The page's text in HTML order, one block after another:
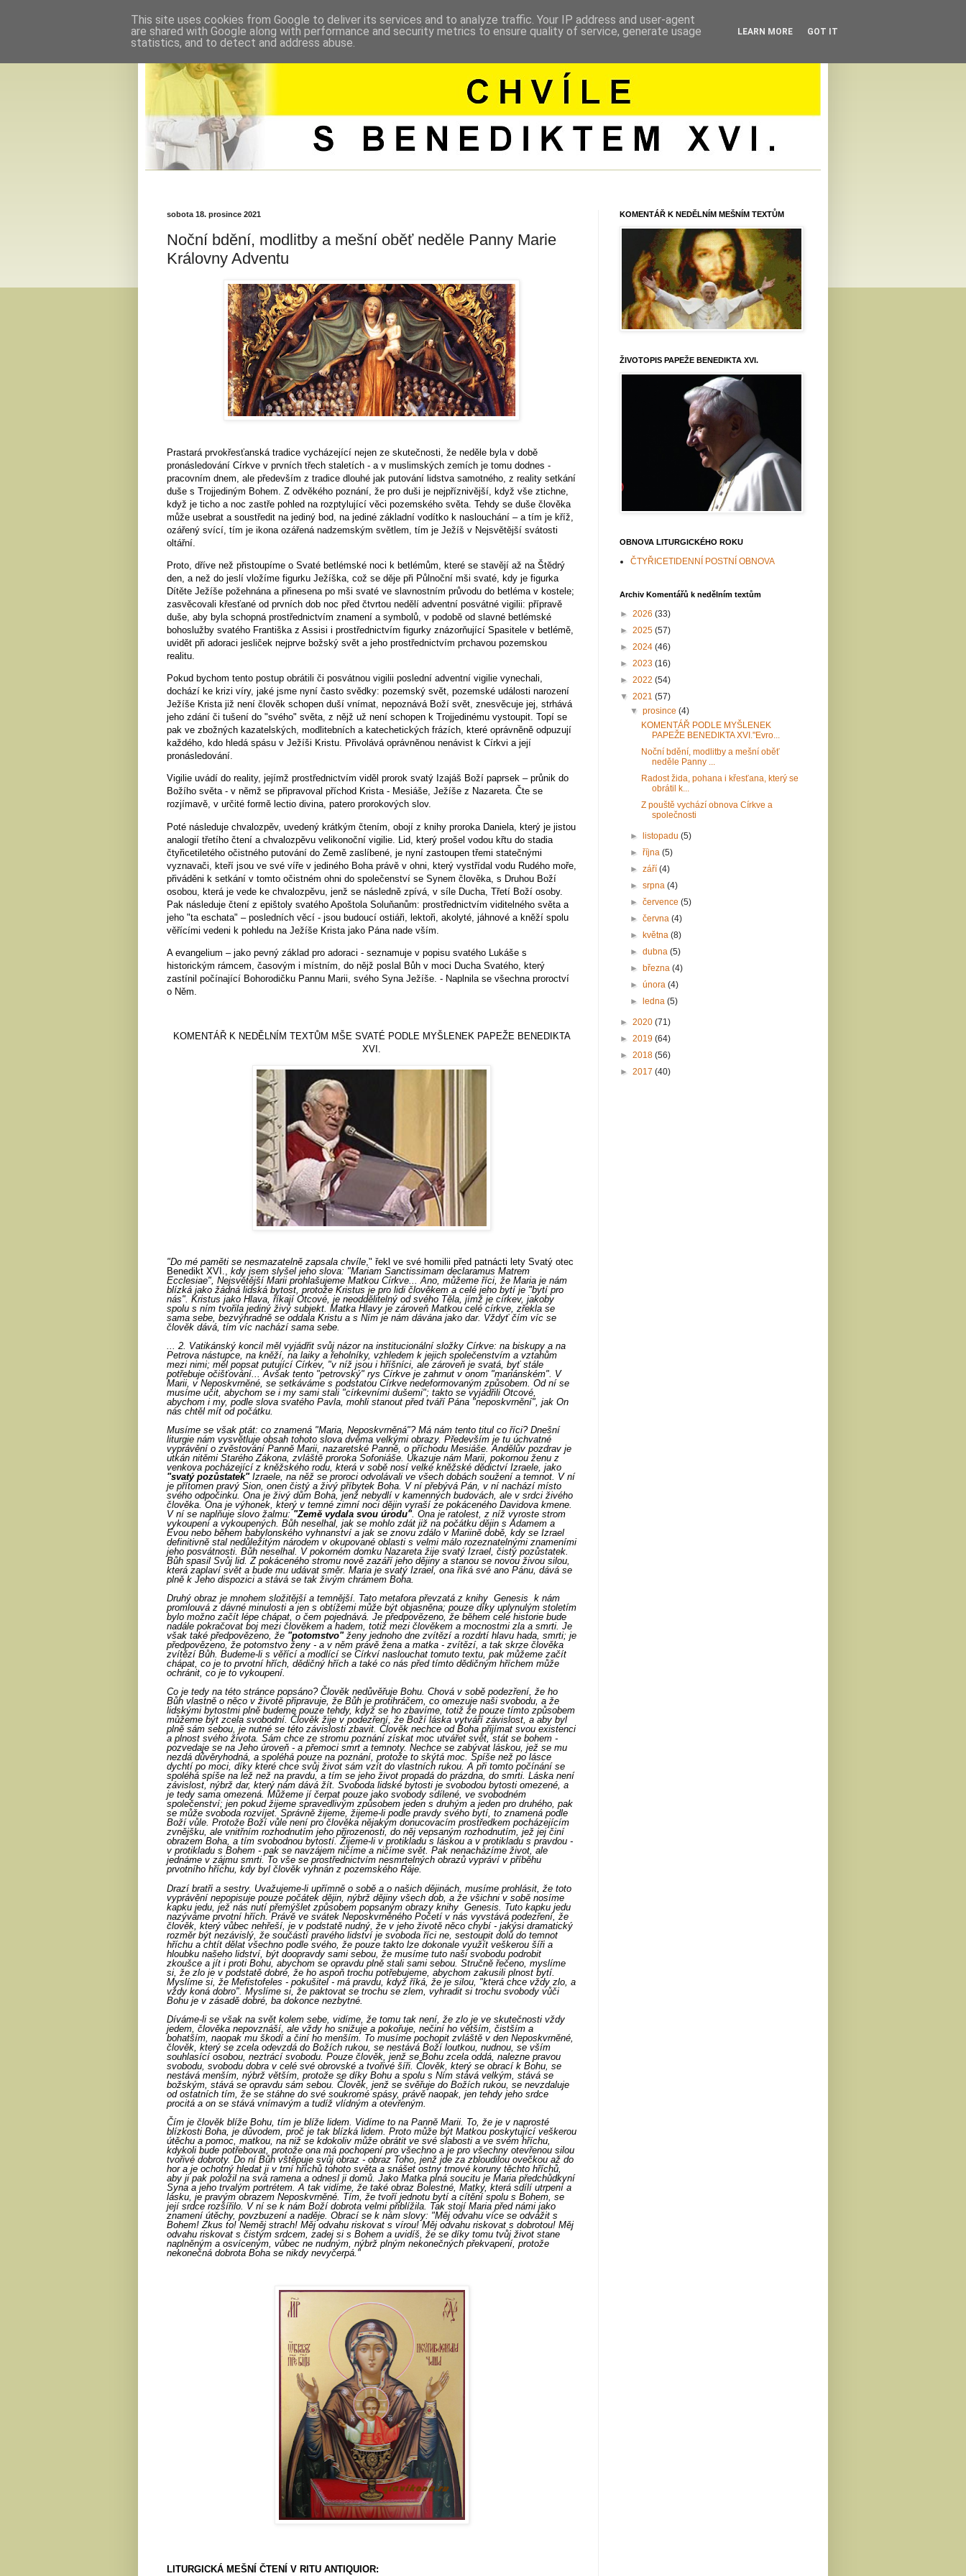
sobota 18. prosince 2021
Noční bdění, modlitby a mešní oběť neděle Panny Marie
Královny Adventu
Prastará prvokřesťanská tradice vycházející nejen ze skutečnosti, že neděle byla v době
pronásledování Církve v prvních třech staletích - a v muslimských zemích je tomu dodnes -
pracovním dnem, ale především z tradice dlouhé jak putování lidstva samotného, z reality setkání
duše s Trojjediným Bohem. Z odvěkého poznání, že pro duši je nejpříznivější, když vše ztichne,
když je ticho a noc zastře pohled na rozptylující věci pozemského světa. Tehdy se duše člověka
může usebrat a soustředit na jediný bod, na jediné základní vodítko k naslouchání – a tím je kříž,
ozářený svící, tím je ikona ozářená nadzemským světlem, tím je Ježíš v Nejsvětější svátosti
oltářní.
Proto, dříve než přistoupíme o Svaté betlémské noci k betlémům, které se stavějí až na Štědrý
den, a než do jeslí vložíme figurku Ježíška, což se děje při Půlnoční mši svaté, kdy je figurka
Dítěte Ježíše požehnána a přinesena po mši svaté ve slavnostním průvodu do betléma v kostele;
zasvěcovali křesťané od prvních dob noc před čtvrtou nedělí adventní posvátné vigilii: přípravě
duše, aby byla schopná prostřednictvím znamení a symbolů, v podobě od slavné betlémské
bohoslužby svatého Františka z Assisi i prostřednictvím figurky znázorňující Spasitele v betlémě,
uvidět při adoraci jesliček nejprve božský svět a jeho prostřednictvím prchavou pozemskou
realitu.
Pokud bychom tento postup obrátili či posvátnou vigilii poslední adventní vigilie vynechali,
dochází ke krizi víry, jaké jsme nyní často svědky: pozemský svět, pozemské události narození
Ježíše Krista již není člověk schopen duší vnímat, nepoznává Boží svět, znesvěcuje jej, strhává
jeho zdání či tušení do "svého" světa, z nějž už není schopen k Trojjedinému vystoupit. Topí se
pak ve zbožných kazatelských, modlitebních a katechetických frázích, které oprávněně odpuzují
každého, kdo hledá spásu v Ježíši Kristu. Přivolává oprávněnou nenávist k Církvi a její
pronásledování.
Vigilie uvádí do reality, jejímž prostřednictvím viděl prorok svatý Izajáš Boží paprsek – průnik do
Božího světa - v němž se připravoval příchod Krista - Mesiáše, Ježíše z Nazareta. Čte se
rozjímavě, v určité formě lectio divina, patero prorokových slov.
Poté následuje chvalozpěv, uvedený krátkým čtením, obojí z knihy proroka Daniela, který je jistou
analogií třetího čtení a chvalozpěvu velikonoční vigilie. Lid, který prošel vodou křtu do stadia
čtyřicetiletého očistného putování do Země zaslíbené, je nyní zastoupen třemi statečnými
vyznavači, kteří jsou ve své víře v jediného Boha právě v ohni, který vystřídal vodu Rudého moře,
přiváděni k setkání v tomto očistném ohni do společenství se Synem člověka, s Druhou Boží
osobou, která je vede ke chvalozpěvu, jenž se následně zpívá, v síle Ducha, Třetí Boží osoby.
Pak následuje čtení z epištoly svatého Apoštola Soluňanům: prostřednictvím viditelného světa a
jeho "ta eschata" – posledních věcí - jsou budoucí ostiáři, lektoři, akolyté, jáhnové a kněží spolu
věřícími vedeni k pohledu na Ježíše Krista jako Pána nade vším.
A evangelium – jako pevný základ pro adoraci - seznamuje v popisu svatého Lukáše s
historickým rámcem, časovým i místním, do nějž poslal Bůh v moci Ducha Svatého, který
zastínil počínající Bohorodičku Pannu Marii, svého Syna Ježíše. - Naplnila se všechna proroctví
o Něm.
KOMENTÁŘ K NEDĚLNÍM TEXTŮM MŠE SVATÉ PODLE MYŠLENEK PAPEŽE BENEDIKTA
XVI.
"Do mé paměti se nesmazatelně zapsala chvíle ," řekl ve své homilii před patnácti lety Svatý otec
Benedikt XVI., kdy jsem slyšel jeho slova: "Mariam Sanctissimam declaramus Matrem
Ecclesiae", Nejsvětější Marii prohlašujeme Matkou Církve... Ano, můžeme říci, že Maria je nám
blízká jako žádná lidská bytost, protože Kristus je pro lidi člověkem a celé jeho bytí je "bytí pro
nás". Kristus jako Hlava, říkají Otcové, je neoddělitelný od svého Těla, jímž je církev, jakoby
spolu s ním tvořila jediný živý subjekt. Matka Hlavy je zároveň Matkou celé církve, zřekla se
sama sebe, bezvýhradně se oddala Kristu a s Ním je nám dávána jako dar. Vždyť čím víc se
člověk dává, tím víc nachází sama sebe.
... 2. Vatikánský koncil měl vyjádřit svůj názor na institucionální složky Církve: na biskupy a na
Petrova nástupce, na kněží, na laiky a řeholníky, vzhledem k jejich společenstvím a vztahům
mezi nimi; měl popsat putující Církev, "v níž jsou i hříšníci, ale zároveň je svatá, byť stále
potřebuje očišťování... Avšak tento "petrovský" rys Církve je zahrnut v onom "mariánském". V
Marii, v Neposkvrněné, se setkáváme s podstatou Církve nedeformovaným způsobem. Od ní se
musíme učit, abychom se i my sami stali "církevními dušemi"; takto se vyjádřili Otcové,
abychom i my, podle slova svatého Pavla, mohli stanout před tváří Pána "neposkvrnění", jak On
nás chtěl mít od počátku.
Musíme se však ptát: co znamená "Maria, Neposkvrněná"? Má nám tento titul co říci? Dnešní
liturgie nám vysvětluje obsah tohoto slova dvěma velkými obrazy. Především je tu úchvatné
vyprávění o zvěstování Panně Marii, nazaretské Panně, o příchodu Mesiáše. Andělův pozdrav je
utkán nitěmi Starého Zákona, zvláště proroka Sofoniáše. Ukazuje nám Marii, pokornou ženu z
venkova pocházející z kněžského rodu, která v sobě nosí velké kněžské dědictví Izraele, jako
"svatý pozůstatek"Izraele, na něž se proroci odvolávali ve všech dobách soužení a temnot. V ní
je přítomen pravý Sion, onen čistý a živý příbytek Boha. V ní přebývá Pán, v ní nachází místo
svého odpočinku. Ona je živý dům Boha, jenž nebydlí v kamenných budovách, ale v srdci živého
člověka. Ona je výhonek, který v temné zimní noci dějin vyraší ze pokáceného Davidova kmene.
V ní se naplňuje slovo žalmu: "Země vydala svou úrodu". Ona je ratolest, z níž vyroste strom
vykoupení a vykoupených. Bůh neselhal, jak se mohlo zdát již na počátku dějin s Adamem a
Evou nebo během babylonského vyhnanství a jak se znovu zdálo v Mariině době, kdy se Izrael
definitivně stal nedůležitým národem v okupované oblasti s velmi málo rozeznatelnými znameními
jeho posvátnosti. Bůh neselhal. V pokorném domku Nazareta žije svatý Izrael, čistý pozůstatek.
Bůh spasil Svůj lid. Z pokáceného stromu nově zazáří jeho dějiny a stanou se novou živou silou,
která zaplaví svět a bude mu udávat směr. Maria je svatý Izrael, ona říká své ano Pánu, dává se
plně k Jeho dispozici a stává se tak živým chrámem Boha.
Druhý obraz je mnohem složitější a temnější. Tato metafora převzatá z knihy Genesis k nám
promlouvá z dávné minulosti a jen s obtížemi může být objasněna; pouze díky uplynulým stoletím
bylo možno začít lépe chápat, o čem pojednává. Je předpovězeno, že během celé historie bude
nadále pokračovat boj mezi člověkem a hadem, totiž mezi člověkem a mocnostmi zla a smrti. Je
však také předpovězeno, že "potomstvo"ženy jednoho dne zvítězí a rozdrtí hlavu hada, smrti; je
předpovězeno, že potomstvo ženy - a v něm právě žena a matka - zvítězí, a tak skrze člověka
zvítězí Bůh. Budeme-li s věřící a modlící se Církví naslouchat tomuto textu, pak můžeme začít
chápat, co je to prvotní hřích, dědičný hřích a také co nás před tímto dědičným hříchem může
ochránit, co je to vykoupení.
Co je tedy na této stránce popsáno? Člověk nedůvěřuje Bohu. Chová v sobě podezření, že ho
Bůh vlastně o něco v životě připravuje, že Bůh je protihráčem, co omezuje naši svobodu, a že
lidskými bytostmi plně budeme pouze tehdy, když se ho zbavíme, totiž že pouze tímto způsobem
můžeme být zcela svobodní. Člověk žije v podezření, že Boží láska vytváří závislost, a aby byl
plně sám sebou, je nutné se této závislosti zbavit. Člověk nechce od Boha přijímat svou existenci
a plnost svého života. Sám chce ze stromu poznání získat moc utvářet svět, stát se bohem -
pozvedaje se na Jeho úroveň - a přemoci smrt a temnoty. Nechce se zabývat láskou, jež se mu
nezdá důvěryhodná, a spoléhá pouze na poznání, protože to skýtá moc. Spíše než po lásce
dychtí po moci, díky které chce svůj život sám vzít do vlastních rukou. A při tomto počínání se
spoléhá spíše na lež než na pravdu, a tím se jeho život propadá do prázdna, do smrti. Láska není
závislost, nýbrž dar, který nám dává žít. Svoboda lidské bytosti je svobodou bytosti omezené, a
je tedy sama omezená. Můžeme jí čerpat pouze jako svobody sdílené, ve svobodném
společenství; jen pokud žijeme spravedlivým způsobem jeden s druhým a jeden pro druhého, pak
se může svoboda rozvíjet. Správně žijeme, žijeme-li podle pravdy svého bytí, to znamená podle
Boží vůle. Protože Boží vůle není pro člověka nějakým donucovacím prostředkem pocházejícím
zvnějšku, ale vnitřním rozhodnutím jeho přirozenosti, do něj vepsaným rozhodnutím, jež jej činí
obrazem Boha, a tím svobodnou bytostí. Žijeme-li v protikladu s láskou a v protikladu s pravdou -
v protikladu s Bohem - pak se navzájem ničíme a ničíme svět. Pak nenacházíme život, ale
jednáme v zájmu smrti. To vše se prostřednictvím nesmrtelných obrazů vypráví v příběhu
prvotního hříchu, kdy byl člověk vyhnán z pozemského Ráje.
Drazí bratři a sestry. Uvažujeme-li upřímně o sobě a o našich dějinách, musíme prohlásit, že toto
vyprávění nepopisuje pouze počátek dějin, nýbrž dějiny všech dob, a že všichni v sobě nosíme
kapku jedu, jež nás nutí přemýšlet způsobem popsaným obrazy knihy Genesis. Tuto kapku jedu
nazýváme prvotní hřích. Právě ve svátek Neposkvrněného Početí v nás vyvstává podezření, že
člověk, který vůbec nehřeší, je v podstatě nudný, že v jeho životě něco chybí - jakýsi dramatický
rozměr být nezávislý, že součástí pravého lidství je svoboda říci ne, sestoupit dolů do temnot
hříchu a chtít dělat všechno podle svého, že pouze takto lze dokonale využít veškerou šíři a
hloubku našeho lidství, být doopravdy sami sebou, že musíme tuto naši svobodu podrobit
zkoušce a jít i proti Bohu, abychom se opravdu plně stali sami sebou. Stručně řečeno, myslíme
si, že zlo je v podstatě dobré, že ho aspoň trochu potřebujeme, abychom zakusili plnost bytí.
Myslíme si, že Mefistofeles - pokušitel - má pravdu, když říká, že je silou, "která chce vždy zlo, a
vždy koná dobro". Myslíme si, že paktovat se trochu se zlem, vyhradit si trochu svobody vůči
Bohu je v zásadě dobré, ba dokonce nezbytné.
Díváme-li se však na svět kolem sebe, vidíme, že tomu tak není, že zlo je ve skutečnosti vždy
jedem, člověka nepovznáší, ale vždy ho snižuje a pokořuje, nečiní ho větším, čistším a
bohatším, naopak mu škodí a činí ho menším. To musíme pochopit zvláště v den Neposkvrněné,
člověk, který se zcela odevzdá do Božích rukou, se nestává Boží loutkou, nudnou, se vším
souhlasící osobou, neztrácí svobodu. Pouze člověk, jenž se Bohu zcela oddá, nalezne pravou
svobodu, svobodu dobra v celé své obrovské a tvořivé šíři. Člověk, který se obrací k Bohu, se
nestává menším, nýbrž větším, protože se díky Bohu a spolu s Ním stává velkým, stává se
božským, stává se opravdu sám sebou. Člověk, jenž se svěřuje do Božích rukou, se nevzdaluje
od ostatních tím, že se stáhne do své soukromé spásy, právě naopak, jen tehdy jeho srdce
procitá a on se stává vnímavým a tudíž vlídným a otevřeným.
Čím je člověk blíže Bohu, tím je blíže lidem. Vidíme to na Panně Marii. To, že je v naprosté
blízkosti Boha, je důvodem, proč je tak blízká lidem. Proto může být Matkou poskytující veškerou
útěchu a pomoc, matkou, na niž se kdokoliv může obrátit ve své slabosti a ve svém hříchu,
kdykoli bude potřebovat, protože ona má pochopení pro všechno a je pro všechny otevřenou silou
tvořivé dobroty. Do ní Bůh vštěpuje svůj obraz - obraz Toho, jenž jde za zbloudilou ovečkou až do
hor a je ochotný hledat ji v trní hříchů tohoto světa a snášet ostny trnové koruny těchto hříchů,
aby ji pak položil na svá ramena a odnesl ji domů. Jako Matka plná soucitu je Maria předchůdkyní
Syna a jeho trvalým portrétem. A tak vidíme, že také obraz Bolestné, Matky, která sdílí utrpení a
lásku, je pravým obrazem Neposkvrněné. Tím, že tvoří jednotu bytí a cítění spolu s Bohem, se
její srdce rozšířilo. V ní se k nám Boží dobrota velmi přiblížila. Tak stojí Maria před námi jako
znamení útěchy, povzbuzení a naděje. Obrací se k nám slovy: "Měj odvahu více se odvážit s
Bohem! Zkus to! Neměj strach! Měj odvahu riskovat s vírou! Měj odvahu riskovat s dobrotou! Měj
odvahu riskovat s čistým srdcem, zadej si s Bohem a uvidíš, že se díky tomu tvůj život stane
naplněným a osvíceným, vůbec ne nudným, nýbrž plným nekonečných překvapení, protože
nekonečná dobrota Boha se nikdy nevyčerpá."
LITURGICKÁ MEŠNÍ ČTENÍ V RITU ANTIQUIOR:
KOMENTÁŘ K NEDĚLNÍM MEŠNÍM TEXTŮM
ŽIVOTOPIS PAPEŽE BENEDIKTA XVI.
OBNOVA LITURGICKÉHO ROKU
ČTYŘICETIDENNÍ POSTNÍ OBNOVA
Archiv Komentářů k nedělním textům
► 2026 (33)
► 2025 (57)
► 2024 (46)
► 2023 (16)
► 2022 (54)
▼ 2021 (57)
▼prosince(4)
KOMENTÁŘ PODLE MYŠLENEK
PAPEŽE BENEDIKTA XVI."Evro...
Noční bdění, modlitby a mešní oběť
neděle Panny ...
Radost žida, pohana i křesťana, který se
obrátil k...
Z pouště vychází obnova Církve a
společnosti
► listopadu(5)
►října(5)
►září(4)
►srpna(4)
►července(5)
►června(4)
►
května(8)
►dubna(5)
► března(4)
►února(4)
►
ledna(5)
► 2020 (71)
► 2019 (64)
► 2018 (56)
► 2017 (40)
This site uses cookies from Google to deliver its services and to analyze traffic. Your IP address and user-agent
are shared with Google along with performance and security metrics to ensure quality of service, generate usage
statistics, and to detect and address abuse.
LEARN MORE GOT IT